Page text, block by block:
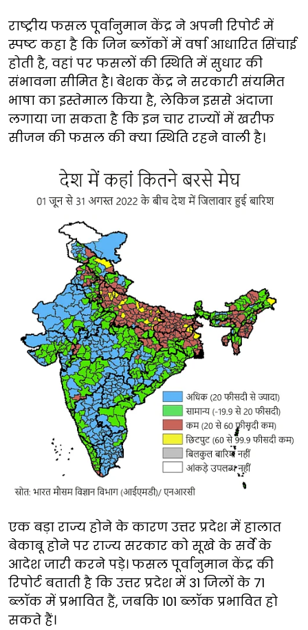
राष्ट्रीय फसल पूर्वानुमान केंद्र ने अपनी रिपोर्ट में
स्पष्ट कहा है कि जिन ब्लॉकों में वर्षा आधारित सिंचाई
होती है, वहां पर फसलों की स्थिति में सुधार की
संभावना सीमित है। बेशक केंद्र ने सरकारी संयमित
भाषा का इस्तेमाल किया है, लेकिन इससे अंदाजा
लगाया जा सकता है कि इन चार राज्यों में खरीफ
सीजन की फसल की क्या स्थिति रहने वाली है।
एक बड़ा राज्य होने के कारण उत्तर प्रदेश में हालात
बेकाबू होने पर राज्य सरकार को सूखे के सर्वे के
आदेश जारी करने पड़े। फसल पूर्वानुमान केंद्र की
रिपोर्ट बताती है कि उत्तर प्रदेश में 31 जिलों के 71
ब्लॉक में प्रभावित हैं, जबकि 101 ब्लॉक प्रभावित हो
सकते हैं।